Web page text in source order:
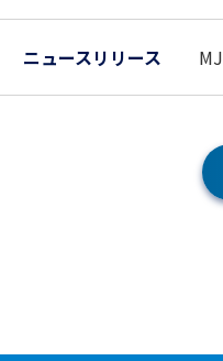
ニュースリリース